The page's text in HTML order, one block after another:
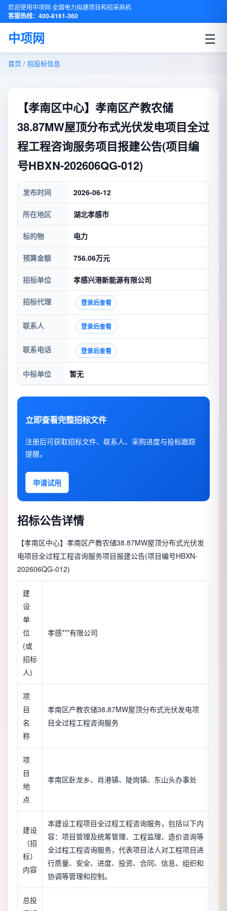
欢迎使用中项网·全国电力拟建项目和招采商机
客服热线：400-8161-360
中项网 ☰
首页 / 招投标信息
【孝南区中心】孝南区产教农储
38.87MW屋顶分布式光伏发电项目全过
程工程咨询服务项目报建公告(项目编
号HBXN-202606QG-012)
发布时间 2026-06-12
所在地区 湖北孝感市
标的物 电力
预算金额 756.06万元
招标单位 孝感兴港新能源有限公司
招标代理 登录后查看
联系人 登录后查看
联系电话 登录后查看
中标单位 暂无
立即查看完整招标文件
注册后可获取招标文件、联系人、采购进度与投标跟踪
提醒。
申请试用
招标公告详情
【孝南区中心】孝南区产教农储38.87MW屋顶分布式光伏发
电项目全过程工程咨询服务项目报建公告(项目编号HBXN-
202606QG-012)
建
设
单
位
(或
招标
人)
孝感***有限公司
项
目
名
称
孝南区产教农储38.87MW屋顶分布式光伏发电项
目全过程工程咨询服务
项
目
地
点
孝南区卧龙乡、肖港镇、陡岗镇、东山头办事处
建设
（招
标）
内容
本建设工程项目全过程工程咨询服务，包括以下内
容：项目管理及统筹管理、工程监理、造价咨询等
全过程工程咨询服务，代表项目法人对工程项目进
行质量、安全、进度、投资、合同、信息、组织和
协调等管理和控制。
总投